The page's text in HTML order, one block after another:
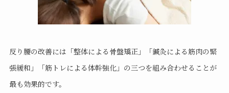
反り腰の改善には「整体による骨盤矯正」「鍼灸による筋肉の緊
張緩和」「筋トレによる体幹強化」の三つを組み合わせることが
最も効果的です。